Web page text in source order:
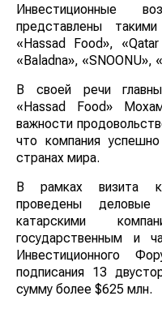
Инвестиционные
представлены
«Hassad Food»,
«Baladna», «SNOONU»,
В своей речи
«Hassad Food»
важности
что компания
странах мира.
В рамках визита
проведены
катарскими
государственным и
Инвестиционного
подписания 13
сумму более $625 млн.